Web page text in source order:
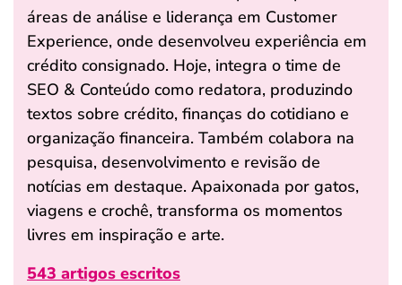
áreas de análise e liderança em Customer
Experience, onde desenvolveu experiência em
crédito consignado. Hoje, integra o time de
SEO & Conteúdo como redatora, produzindo
textos sobre crédito, finanças do cotidiano e
organização financeira. Também colabora na
pesquisa, desenvolvimento e revisão de
notícias em destaque. Apaixonada por gatos,
viagens e crochê, transforma os momentos
livres em inspiração e arte.
543 artigos escritos